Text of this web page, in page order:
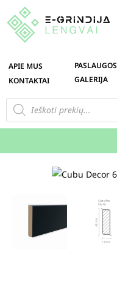
APIE MUS
KONTAKTAI
PASLAUGOS
GALERIJA